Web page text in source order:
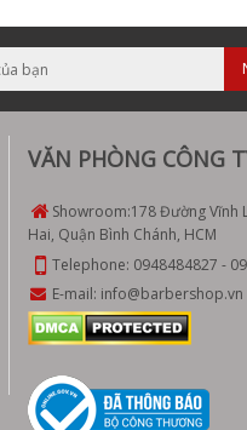
VĂN PHÒNG CÔNG
Showroom:178 Đường Vĩnh
Hai, Quận Bình Chánh, HCM
Telephone: 0948484827 -
E-mail: info@barbershop.vn